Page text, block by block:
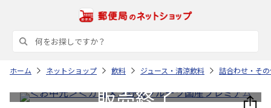
ホーム ネットショップ 飲料 ジュース・清涼飲料 詰合わせ・そ